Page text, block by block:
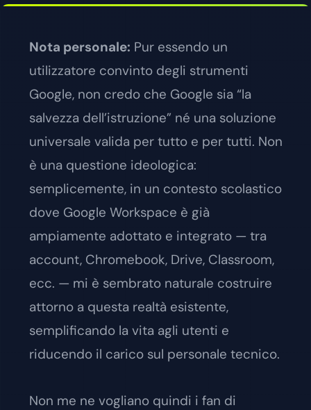
Nota personale: Pur essendo un
utilizzatore convinto degli strumenti
Google, non credo che Google sia “la
salvezza dell’istruzione” né una soluzione
universale valida per tutto e per tutti. Non
è una questione ideologica:
semplicemente, in un contesto scolastico
dove Google Workspace è già
ampiamente adottato e integrato — tra
account, Chromebook, Drive, Classroom,
ecc. — mi è sembrato naturale costruire
attorno a questa realtà esistente,
semplificando la vita agli utenti e
riducendo il carico sul personale tecnico.
Non me ne vogliano quindi i fan di